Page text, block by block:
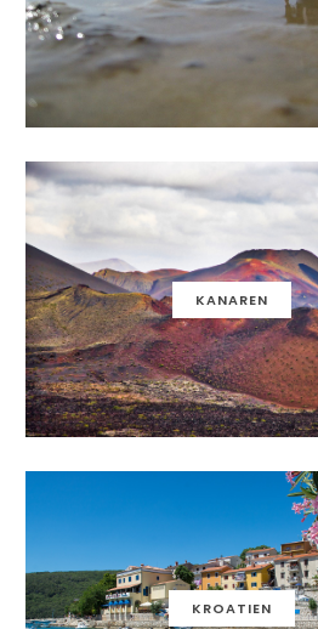
KANAREN
KROATIEN